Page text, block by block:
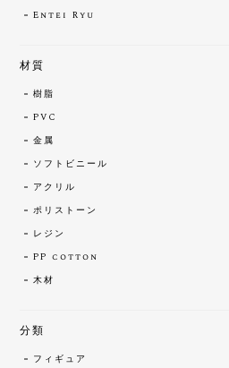
Entei Ryu
材質
樹脂
PVC
金属
ソフトビニール
アクリル
ポリストーン
レジン
PP cotton
木材
分類
フィギュア